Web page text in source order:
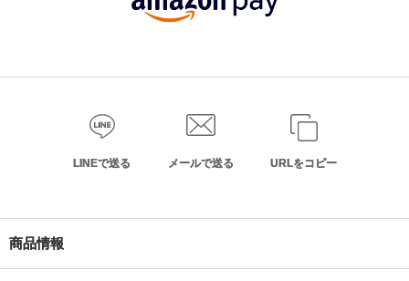
LINEで送る メールで送る URLをコピー
商品情報